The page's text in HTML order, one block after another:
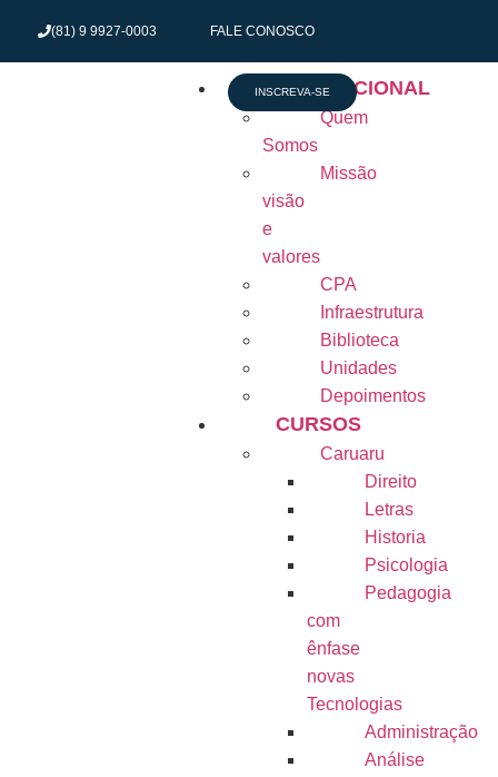
(81) 9 9927-0003 FALE CONOSCO
INSTITUCIONAL
Quem
Somos
Missão
visão
e
valores
CPA
Infraestrutura
Biblioteca
Unidades
Depoimentos
CURSOS
Caruaru
Direito
Letras
Historia
Psicologia
Pedagogia
com
ênfase
novas
Tecnologias
Administração
Análise
INSCREVA-SE